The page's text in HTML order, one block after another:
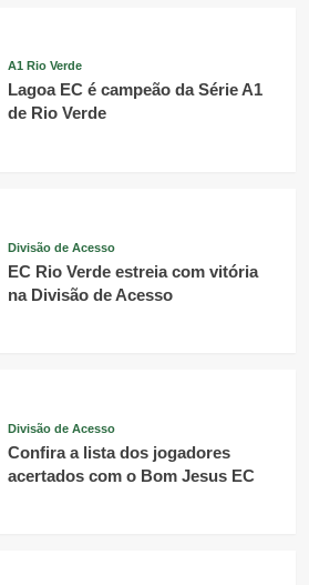
A1 Rio Verde
Lagoa EC é campeão da Série A1
de Rio Verde
Divisão de Acesso
EC Rio Verde estreia com vitória
na Divisão de Acesso
Divisão de Acesso
Confira a lista dos jogadores
acertados com o Bom Jesus EC